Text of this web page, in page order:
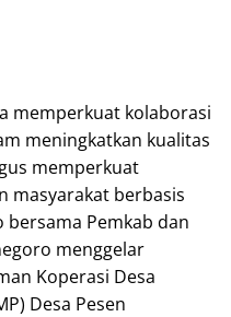
memperkuat kolaborasi
meningkatkan kualitas
memperkuat
masyarakat berbasis
bersama Pemkab dan
menggelar
Koperasi Desa
Desa Pesen